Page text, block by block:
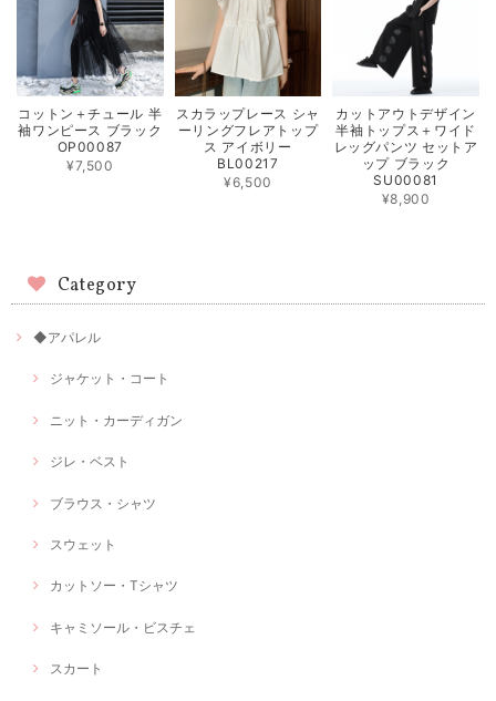
コットン＋チュール 半
袖ワンピース ブラック
OP00087
¥7,500
スカラップレース シャ
ーリングフレアトップ
ス アイボリー
BL00217
¥6,500
カットアウトデザイン
半袖トップス＋ワイド
レッグパンツ セットア
ップ ブラック
SU00081
¥8,900
Category
◆アパレル
ジャケット・コート
ニット・カーディガン
ジレ・ベスト
ブラウス・シャツ
スウェット
カットソー・Tシャツ
キャミソール・ビスチェ
スカート